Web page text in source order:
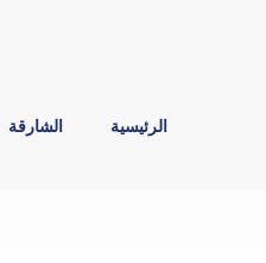
الرئيسية الشارقة